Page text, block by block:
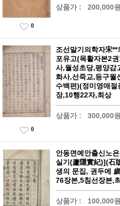
상품가 : 200,000원
0
조선말기의학자宋
포유고(목활자본2
사,월성초당,평양감
화사,선죽교,등구월
수백편)(정미영매
장,10행22자,최상
상품가 : 300,000원
0
안동면예안출신노
실기(蘆隱實紀)](石
생의 문집, 권두에
76장본,5침선장본,
상품가 : 100,000원